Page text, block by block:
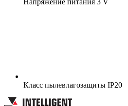
Класс пылевлагозащиты IP20